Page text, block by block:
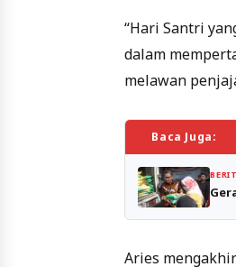
“Hari Santri
dalam
melawan
Baca Juga:
Aries